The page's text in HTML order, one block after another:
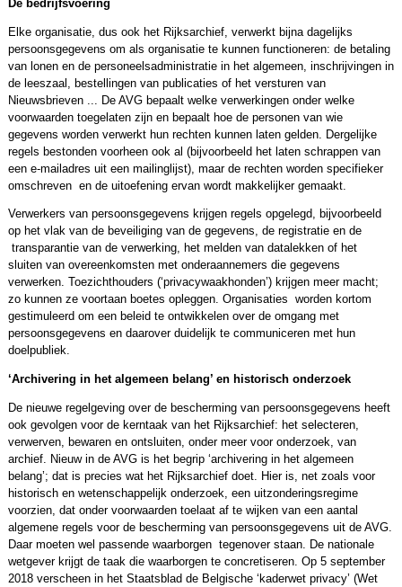
De bedrijfsvoering
Elke organisatie, dus ook het Rijksarchief, verwerkt bijna dagelijks
persoonsgegevens om als organisatie te kunnen functioneren: de betaling
van lonen en de personeelsadministratie in het algemeen, inschrijvingen in
de leeszaal, bestellingen van publicaties of het versturen van
Nieuwsbrieven ... De AVG bepaalt welke verwerkingen onder welke
voorwaarden toegelaten zijn en bepaalt hoe de personen van wie
gegevens worden verwerkt hun rechten kunnen laten gelden. Dergelijke
regels bestonden voorheen ook al (bijvoorbeeld het laten schrappen van
een e-mailadres uit een mailinglijst), maar de rechten worden specifieker
omschreven en de uitoefening ervan wordt makkelijker gemaakt.
Verwerkers van persoonsgegevens krijgen regels opgelegd, bijvoorbeeld
op het vlak van de beveiliging van de gegevens, de registratie en de
transparantie van de verwerking, het melden van datalekken of het
sluiten van overeenkomsten met onderaannemers die gegevens
verwerken. Toezichthouders (‘privacywaakhonden’) krijgen meer macht;
zo kunnen ze voortaan boetes opleggen. Organisaties worden kortom
gestimuleerd om een beleid te ontwikkelen over de omgang met
persoonsgegevens en daarover duidelijk te communiceren met hun
doelpubliek.
‘Archivering in het algemeen belang’ en historisch onderzoek
De nieuwe regelgeving over de bescherming van persoonsgegevens heeft
ook gevolgen voor de kerntaak van het Rijksarchief: het selecteren,
verwerven, bewaren en ontsluiten, onder meer voor onderzoek, van
archief. Nieuw in de AVG is het begrip ‘archivering in het algemeen
belang’; dat is precies wat het Rijksarchief doet. Hier is, net zoals voor
historisch en wetenschappelijk onderzoek, een uitzonderingsregime
voorzien, dat onder voorwaarden toelaat af te wijken van een aantal
algemene regels voor de bescherming van persoonsgegevens uit de AVG.
Daar moeten wel passende waarborgen tegenover staan. De nationale
wetgever krijgt de taak die waarborgen te concretiseren. Op 5 september
2018 verscheen in het Staatsblad de Belgische ‘kaderwet privacy’ (Wet